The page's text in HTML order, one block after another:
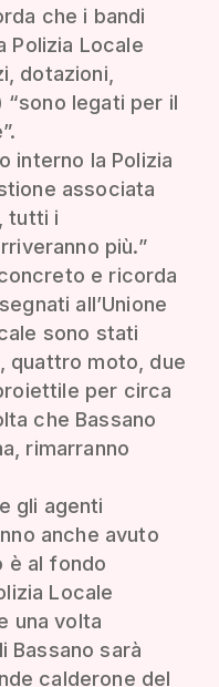
che i bandi
Polizia Locale
dotazioni,
legati per il
interno la Polizia
associata
tutti i
più.”
e ricorda
all’Unione
sono stati
quattro moto, due
per circa
che Bassano
rimarranno
gli agenti
anche avuto
è al fondo
Locale
una volta
Bassano sarà
calderone del